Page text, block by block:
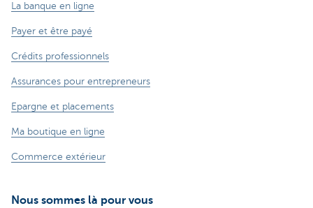
La banque en ligne
Payer et être payé
Crédits professionnels
Assurances pour entrepreneurs
Epargne et placements
Ma boutique en ligne
Commerce extérieur
Nous sommes là pour vous